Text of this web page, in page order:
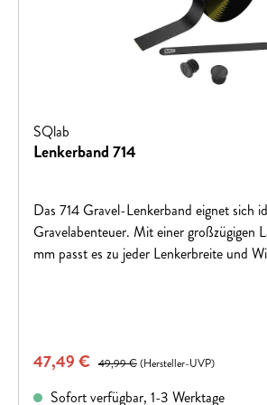
SQlab
Lenkerband 714
Das 714 Gravel-Lenkerband eignet sich
Gravelabenteuer. Mit einer großzügigen
mm passt es zu jeder Lenkerbreite und
bekannte SQlab Größensystem
Verkaufspreis:
47,49 € Regulärer Preis:
49,99 €(Hersteller-UVP)
Sofort verfügbar, 1-3 Werktage